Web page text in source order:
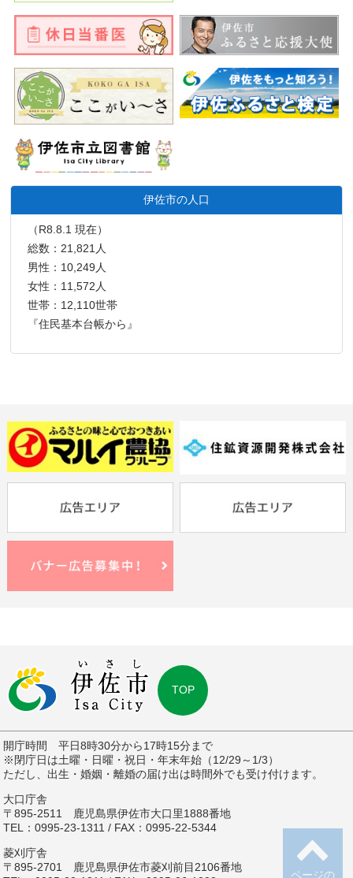
伊佐市の人口
（R8.8.1 現在）
総数：21,821人
男性：10,249人
女性：11,572人
世帯：12,110世帯
『住民基本台帳から』
ページの
TOP
開庁時間 平日8時30分から17時15分まで
※閉庁日は土曜・日曜・祝日・年末年始（12/29～1/3）
ただし、出生・婚姻・離婚の届け出は時間外でも受け付けます。
大口庁舎
〒895-2511 鹿児島県伊佐市大口里1888番地
TEL：0995-23-1311 / FAX：0995-22-5344
菱刈庁舎
〒895-2701 鹿児島県伊佐市菱刈前目2106番地